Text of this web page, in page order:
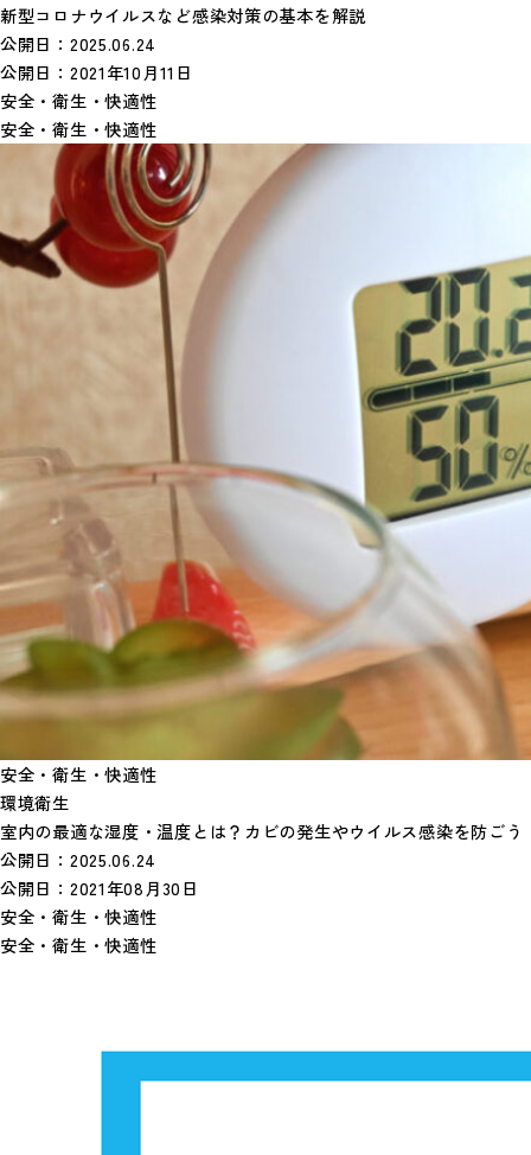
新型コロナウイルスなど感染対策の基本を解説
公開日： 2025.06.24
公開日： 2021年10月11日
安全・衛生・快適性
安全・衛生・快適性
安全・衛生・快適性
環境衛生
室内の最適な湿度・温度とは？カビの発生やウイルス感染を防ごう
公開日： 2025.06.24
公開日： 2021年08月30日
安全・衛生・快適性
安全・衛生・快適性